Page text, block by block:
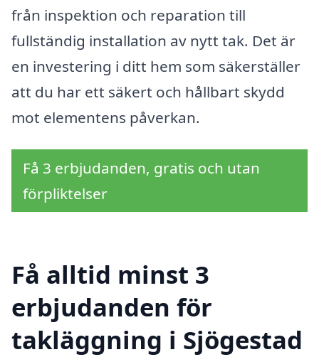
från inspektion och reparation till
fullständig installation av nytt tak. Det är
en investering i ditt hem som säkerställer
att du har ett säkert och hållbart skydd
mot elementens påverkan.
Få 3 erbjudanden, gratis och utan
förpliktelser
Få alltid minst 3
erbjudanden för
takläggning i Sjögestad